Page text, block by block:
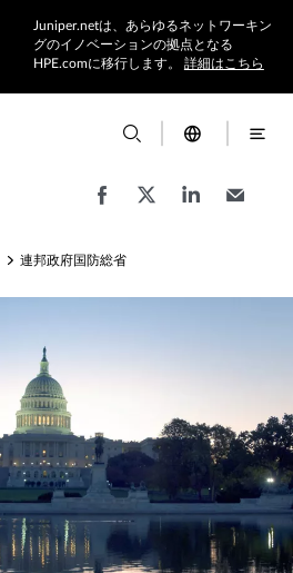
Juniper.netは、あらゆるネットワーキン
グのイノベーションの拠点となる
HPE.comに移行します。 詳細はこちら
連邦政府国防総省